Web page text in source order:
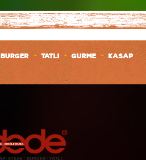
BURGER + TATLI + GURME + KASAP